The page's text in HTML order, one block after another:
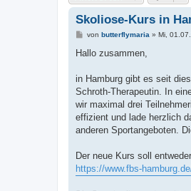
Skoliose-Kurs in
B
i
a
von butterflymaria » Mi,
Hallo zusammen,
in Hamburg gibt es seit
Schroth-Therapeutin. In
wir maximal drei
effizient und lade herzlich
anderen Sportangeboten.
Der neue Kurs soll
https://www.fbs-